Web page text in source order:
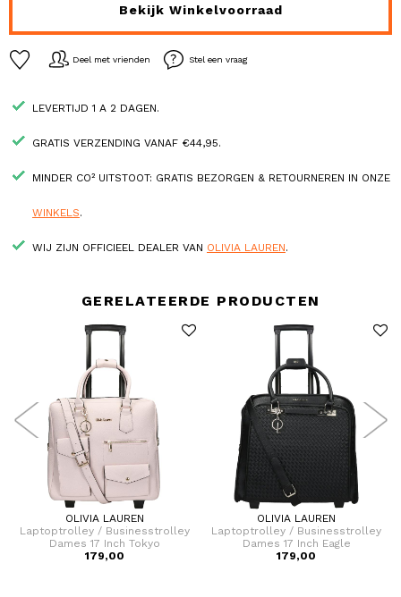
Bekijk Winkelvoorraad
Deel met vrienden Stel een vraag
LEVERTIJD 1 A 2 DAGEN.
GRATIS VERZENDING VANAF €44,95.
MINDER CO² UITSTOOT: GRATIS BEZORGEN & RETOURNEREN IN ONZE
WINKELS.
WIJ ZIJN OFFICIEEL DEALER VAN OLIVIA LAUREN.
GERELATEERDE PRODUCTEN
OLIVIA LAUREN
Laptoptrolley / Businesstrolley
Dames 17 Inch Tokyo
179,00
OLIVIA LAUREN
Laptoptrolley / Businesstrolley
Dames 17 Inch Eagle
179,00